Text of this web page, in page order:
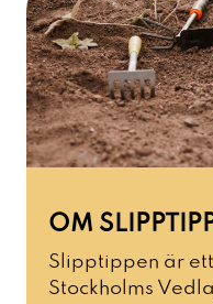
OM
Slipptippen är
Stockholms